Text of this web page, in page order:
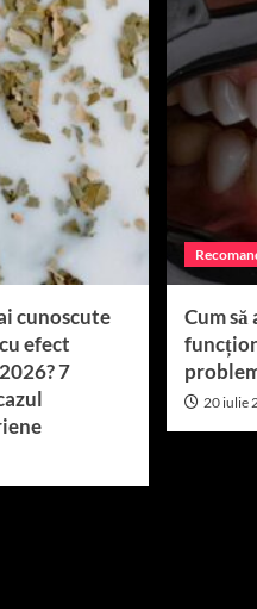
cunoscute
efect
7
Cum
20 iulie